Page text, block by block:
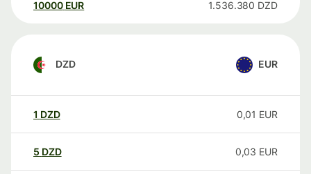
10000 EUR 1.536.380 DZD
DZD EUR
1 DZD 0,01 EUR
5 DZD 0,03 EUR